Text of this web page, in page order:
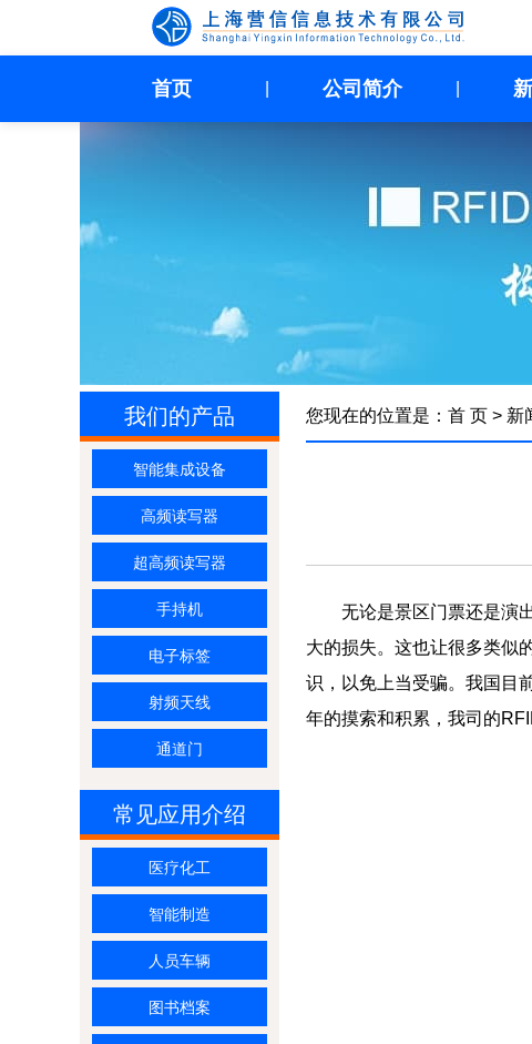
首页 公司简介
我们的产品
智能集成设备
高频读写器
超高频读写器
手持机
电子标签
射频天线
通道门
常见应用介绍
医疗化工
智能制造
人员车辆
图书档案
您现在的位置是： 首 页 > 新
无论是景区门票还是演出
大的损失。这也让很多类似
识，以免上当受骗。我国目
年的摸索和积累，我司的